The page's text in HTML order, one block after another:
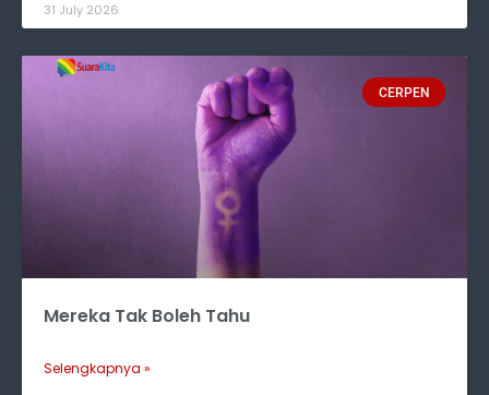
31 July 2026
CERPEN
Mereka Tak Boleh Tahu
Selengkapnya »